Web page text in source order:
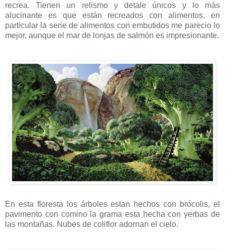
recrea. Tienen un relismo y detale únicos y lo más
alucinante es que están recreados con alimentos, en
particular la serie de alimentos con embutidos me parecio lo
mejor, aunque el mar de lonjas de salmón es impresionante.
En esta floresta los árboles estan hechos con brócolis, el
pavimento con comino la grama esta hecha con yerbas de
las montañas. Nubes de coliflor adornan el cielo.